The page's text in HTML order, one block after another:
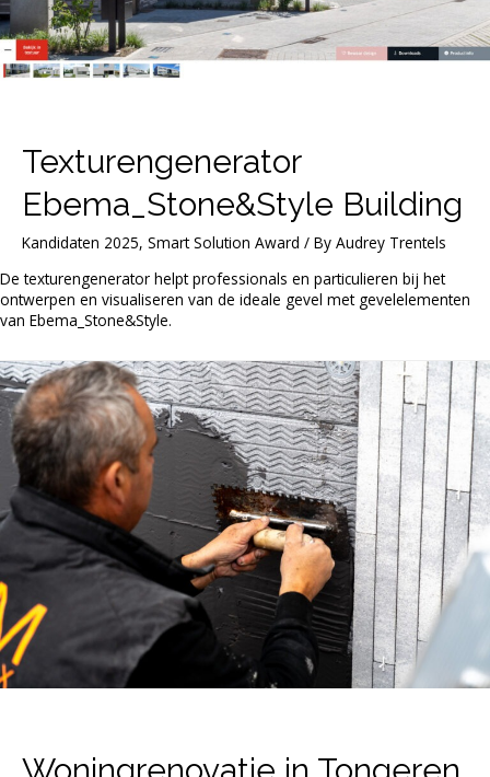
Texturengenerator
Ebema_Stone&Style Building
Kandidaten 2025, Smart Solution Award / By Audrey Trentels
De texturengenerator helpt professionals en particulieren bij het
ontwerpen en visualiseren van de ideale gevel met gevelelementen
van Ebema_Stone&Style.